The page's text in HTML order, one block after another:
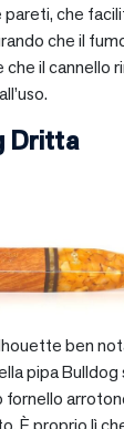
che
che il
il cannello
Dritta
ben
pipa Bulldog
fornello